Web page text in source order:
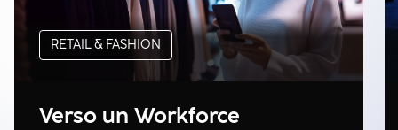
RETAIL & FASHION
Verso un Workforce